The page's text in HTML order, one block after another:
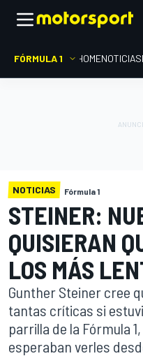
FÓRMULA 1 HOMENOTICIAS
NOTICIAS Fórmula 1
STEINER:
QUISIERAN
LOS MÁS
Gunther Steiner cree
tantas críticas si
parrilla de la Fórmula
esperaban verles